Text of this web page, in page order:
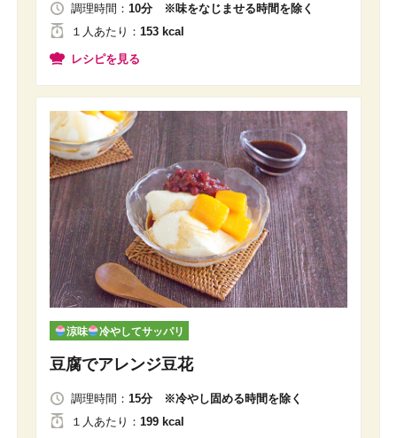
調理時間： 10分 ※味をなじませる時間を除く
１人 あたり ： 153 kcal
レシピを見る
涼味 冷やしてサッパリ
豆腐でアレンジ豆花
調理時間： 15分 ※冷やし固める時間を除く
１人あたり ： 199 kcal